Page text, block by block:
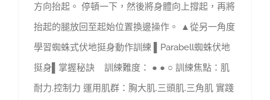
方向抬起。 停頓一下，然後將身體向上撐起，再將
抬起的腿放回至起始位置換邊操作。 ▲從另一角度
學習蜘蛛式伏地挺身動作訓練 ▌Parabell蜘蛛伏地
挺身▌掌握秘訣 訓練難度： ● ● ○ 訓練焦點：肌
耐力.控制力 運用肌群：胸大肌.三頭肌.三角肌 實踐